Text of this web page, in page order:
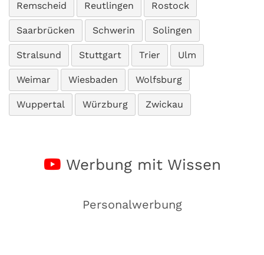
Remscheid Reutlingen Rostock
Saarbrücken Schwerin Solingen
Stralsund Stuttgart Trier Ulm
Weimar Wiesbaden Wolfsburg
Wuppertal Würzburg Zwickau
Werbung mit Wissen
Personalwerbung